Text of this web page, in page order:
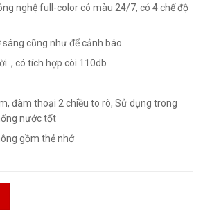
nghệ full-color có màu 24/7, có 4 chế độ
cũng như để cảnh báo.
, có tích hợp còi 110db
đàm thoại 2 chiều to rõ, Sử dụng trong
nước tốt
gồm thẻ nhớ